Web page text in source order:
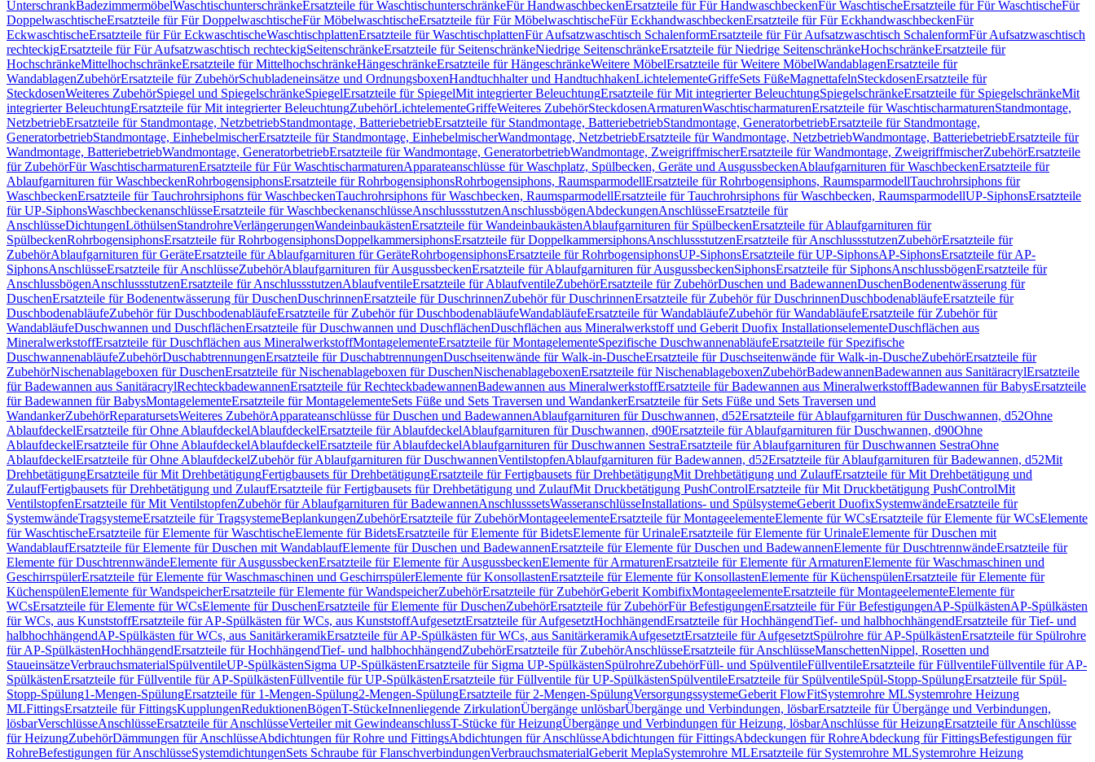
UnterschrankBadezimmermöbelWaschtischunterschränkeErsatzteile für WaschtischunterschränkeFür HandwaschbeckenErsatzteile für Für HandwaschbeckenFür WaschtischeErsatzteile für Für WaschtischeFür
DoppelwaschtischeErsatzteile für Für DoppelwaschtischeFür MöbelwaschtischeErsatzteile für Für MöbelwaschtischeFür EckhandwaschbeckenErsatzteile für Für EckhandwaschbeckenFür
EckwaschtischeErsatzteile für Für EckwaschtischeWaschtischplattenErsatzteile für WaschtischplattenFür Aufsatzwaschtisch SchalenformErsatzteile für Für Aufsatzwaschtisch SchalenformFür Aufsatzwaschtisch
rechteckigErsatzteile für Für Aufsatzwaschtisch rechteckigSeitenschränkeErsatzteile für SeitenschränkeNiedrige SeitenschränkeErsatzteile für Niedrige SeitenschränkeHochschränkeErsatzteile für
HochschränkeMittelhochschränkeErsatzteile für MittelhochschränkeHängeschränkeErsatzteile für HängeschränkeWeitere MöbelErsatzteile für Weitere MöbelWandablagenErsatzteile für
WandablagenZubehörErsatzteile für ZubehörSchubladeneinsätze und OrdnungsboxenHandtuchhalter und HandtuchhakenLichtelementeGriffeSets FüßeMagnettafelnSteckdosenErsatzteile für
SteckdosenWeiteres ZubehörSpiegel und SpiegelschränkeSpiegelErsatzteile für SpiegelMit integrierter BeleuchtungErsatzteile für Mit integrierter BeleuchtungSpiegelschränkeErsatzteile für SpiegelschränkeMit
integrierter BeleuchtungErsatzteile für Mit integrierter BeleuchtungZubehörLichtelementeGriffeWeiteres ZubehörSteckdosenArmaturenWaschtischarmaturenErsatzteile für WaschtischarmaturenStandmontage,
NetzbetriebErsatzteile für Standmontage, NetzbetriebStandmontage, BatteriebetriebErsatzteile für Standmontage, BatteriebetriebStandmontage, GeneratorbetriebErsatzteile für Standmontage,
GeneratorbetriebStandmontage, EinhebelmischerErsatzteile für Standmontage, EinhebelmischerWandmontage, NetzbetriebErsatzteile für Wandmontage, NetzbetriebWandmontage, BatteriebetriebErsatzteile für
Wandmontage, BatteriebetriebWandmontage, GeneratorbetriebErsatzteile für Wandmontage, GeneratorbetriebWandmontage, ZweigriffmischerErsatzteile für Wandmontage, ZweigriffmischerZubehörErsatzteile
für ZubehörFür WaschtischarmaturenErsatzteile für Für WaschtischarmaturenApparateanschlüsse für Waschplatz, Spülbecken, Geräte und AusgussbeckenAblaufgarnituren für WaschbeckenErsatzteile für
Ablaufgarnituren für WaschbeckenRohrbogensiphonsErsatzteile für RohrbogensiphonsRohrbogensiphons, RaumsparmodellErsatzteile für Rohrbogensiphons, RaumsparmodellTauchrohrsiphons für
WaschbeckenErsatzteile für Tauchrohrsiphons für WaschbeckenTauchrohrsiphons für Waschbecken, RaumsparmodellErsatzteile für Tauchrohrsiphons für Waschbecken, RaumsparmodellUP-SiphonsErsatzteile
für UP-SiphonsWaschbeckenanschlüsseErsatzteile für WaschbeckenanschlüsseAnschlussstutzenAnschlussbögenAbdeckungenAnschlüsseErsatzteile für
AnschlüsseDichtungenLöthülsenStandrohreVerlängerungenWandeinbaukästenErsatzteile für WandeinbaukästenAblaufgarnituren für SpülbeckenErsatzteile für Ablaufgarnituren für
SpülbeckenRohrbogensiphonsErsatzteile für RohrbogensiphonsDoppelkammersiphonsErsatzteile für DoppelkammersiphonsAnschlussstutzenErsatzteile für AnschlussstutzenZubehörErsatzteile für
ZubehörAblaufgarnituren für GeräteErsatzteile für Ablaufgarnituren für GeräteRohrbogensiphonsErsatzteile für RohrbogensiphonsUP-SiphonsErsatzteile für UP-SiphonsAP-SiphonsErsatzteile für AP-
SiphonsAnschlüsseErsatzteile für AnschlüsseZubehörAblaufgarnituren für AusgussbeckenErsatzteile für Ablaufgarnituren für AusgussbeckenSiphonsErsatzteile für SiphonsAnschlussbögenErsatzteile für
AnschlussbögenAnschlussstutzenErsatzteile für AnschlussstutzenAblaufventileErsatzteile für AblaufventileZubehörErsatzteile für ZubehörDuschen und BadewannenDuschenBodenentwässerung für
DuschenErsatzteile für Bodenentwässerung für DuschenDuschrinnenErsatzteile für DuschrinnenZubehör für DuschrinnenErsatzteile für Zubehör für DuschrinnenDuschbodenabläufeErsatzteile für
DuschbodenabläufeZubehör für DuschbodenabläufeErsatzteile für Zubehör für DuschbodenabläufeWandabläufeErsatzteile für WandabläufeZubehör für WandabläufeErsatzteile für Zubehör für
WandabläufeDuschwannen und DuschflächenErsatzteile für Duschwannen und DuschflächenDuschflächen aus Mineralwerkstoff und Geberit Duofix InstallationselementeDuschflächen aus
MineralwerkstoffErsatzteile für Duschflächen aus MineralwerkstoffMontagelementeErsatzteile für MontagelementeSpezifische DuschwannenabläufeErsatzteile für Spezifische
DuschwannenabläufeZubehörDuschabtrennungenErsatzteile für DuschabtrennungenDuschseitenwände für Walk-in-DuscheErsatzteile für Duschseitenwände für Walk-in-DuscheZubehörErsatzteile für
ZubehörNischenablageboxen für DuschenErsatzteile für Nischenablageboxen für DuschenNischenablageboxenErsatzteile für NischenablageboxenZubehörBadewannenBadewannen aus SanitäracrylErsatzteile
für Badewannen aus SanitäracrylRechteckbadewannenErsatzteile für RechteckbadewannenBadewannen aus MineralwerkstoffErsatzteile für Badewannen aus MineralwerkstoffBadewannen für BabysErsatzteile
für Badewannen für BabysMontagelementeErsatzteile für MontagelementeSets Füße und Sets Traversen und WandankerErsatzteile für Sets Füße und Sets Traversen und
WandankerZubehörReparatursetsWeiteres ZubehörApparateanschlüsse für Duschen und BadewannenAblaufgarnituren für Duschwannen, d52Ersatzteile für Ablaufgarnituren für Duschwannen, d52Ohne
AblaufdeckelErsatzteile für Ohne AblaufdeckelAblaufdeckelErsatzteile für AblaufdeckelAblaufgarnituren für Duschwannen, d90Ersatzteile für Ablaufgarnituren für Duschwannen, d90Ohne
AblaufdeckelErsatzteile für Ohne AblaufdeckelAblaufdeckelErsatzteile für AblaufdeckelAblaufgarnituren für Duschwannen SestraErsatzteile für Ablaufgarnituren für Duschwannen SestraOhne
AblaufdeckelErsatzteile für Ohne AblaufdeckelZubehör für Ablaufgarnituren für DuschwannenVentilstopfenAblaufgarnituren für Badewannen, d52Ersatzteile für Ablaufgarnituren für Badewannen, d52Mit
DrehbetätigungErsatzteile für Mit DrehbetätigungFertigbausets für DrehbetätigungErsatzteile für Fertigbausets für DrehbetätigungMit Drehbetätigung und ZulaufErsatzteile für Mit Drehbetätigung und
ZulaufFertigbausets für Drehbetätigung und ZulaufErsatzteile für Fertigbausets für Drehbetätigung und ZulaufMit Druckbetätigung PushControlErsatzteile für Mit Druckbetätigung PushControlMit
VentilstopfenErsatzteile für Mit VentilstopfenZubehör für Ablaufgarnituren für BadewannenAnschlusssetsWasseranschlüsseInstallations- und SpülsystemeGeberit DuofixSystemwändeErsatzteile für
SystemwändeTragsystemeErsatzteile für TragsystemeBeplankungenZubehörErsatzteile für ZubehörMontageelementeErsatzteile für MontageelementeElemente für WCsErsatzteile für Elemente für WCsElemente
für WaschtischeErsatzteile für Elemente für WaschtischeElemente für BidetsErsatzteile für Elemente für BidetsElemente für UrinaleErsatzteile für Elemente für UrinaleElemente für Duschen mit
WandablaufErsatzteile für Elemente für Duschen mit WandablaufElemente für Duschen und BadewannenErsatzteile für Elemente für Duschen und BadewannenElemente für DuschtrennwändeErsatzteile für
Elemente für DuschtrennwändeElemente für AusgussbeckenErsatzteile für Elemente für AusgussbeckenElemente für ArmaturenErsatzteile für Elemente für ArmaturenElemente für Waschmaschinen und
GeschirrspülerErsatzteile für Elemente für Waschmaschinen und GeschirrspülerElemente für KonsollastenErsatzteile für Elemente für KonsollastenElemente für KüchenspülenErsatzteile für Elemente für
KüchenspülenElemente für WandspeicherErsatzteile für Elemente für WandspeicherZubehörErsatzteile für ZubehörGeberit KombifixMontageelementeErsatzteile für MontageelementeElemente für
WCsErsatzteile für Elemente für WCsElemente für DuschenErsatzteile für Elemente für DuschenZubehörErsatzteile für ZubehörFür BefestigungenErsatzteile für Für BefestigungenAP-SpülkästenAP-Spülkästen
für WCs, aus KunststoffErsatzteile für AP-Spülkästen für WCs, aus KunststoffAufgesetztErsatzteile für AufgesetztHochhängendErsatzteile für HochhängendTief- und halbhochhängendErsatzteile für Tief- und
halbhochhängendAP-Spülkästen für WCs, aus SanitärkeramikErsatzteile für AP-Spülkästen für WCs, aus SanitärkeramikAufgesetztErsatzteile für AufgesetztSpülrohre für AP-SpülkästenErsatzteile für Spülrohre
für AP-SpülkästenHochhängendErsatzteile für HochhängendTief- und halbhochhängendZubehörErsatzteile für ZubehörAnschlüsseErsatzteile für AnschlüsseManschettenNippel, Rosetten und
StaueinsätzeVerbrauchsmaterialSpülventileUP-SpülkästenSigma UP-SpülkästenErsatzteile für Sigma UP-SpülkästenSpülrohreZubehörFüll- und SpülventileFüllventileErsatzteile für FüllventileFüllventile für AP-
SpülkästenErsatzteile für Füllventile für AP-SpülkästenFüllventile für UP-SpülkästenErsatzteile für Füllventile für UP-SpülkästenSpülventileErsatzteile für SpülventileSpül-Stopp-SpülungErsatzteile für Spül-
Stopp-Spülung1-Mengen-SpülungErsatzteile für 1-Mengen-Spülung2-Mengen-SpülungErsatzteile für 2-Mengen-SpülungVersorgungssystemeGeberit FlowFitSystemrohre MLSystemrohre Heizung
MLFittingsErsatzteile für FittingsKupplungenReduktionenBögenT-StückeInnenliegende ZirkulationÜbergänge unlösbarÜbergänge und Verbindungen, lösbarErsatzteile für Übergänge und Verbindungen,
lösbarVerschlüsseAnschlüsseErsatzteile für AnschlüsseVerteiler mit GewindeanschlussT-Stücke für HeizungÜbergänge und Verbindungen für Heizung, lösbarAnschlüsse für HeizungErsatzteile für Anschlüsse
für HeizungZubehörDämmungen für AnschlüsseAbdichtungen für Rohre und FittingsAbdichtungen für AnschlüsseAbdichtungen für FittingsAbdeckungen für RohreAbdeckung für FittingsBefestigungen für
RohreBefestigungen für AnschlüsseSystemdichtungenSets Schraube für FlanschverbindungenVerbrauchsmaterialGeberit MeplaSystemrohre MLErsatzteile für Systemrohre MLSystemrohre Heizung